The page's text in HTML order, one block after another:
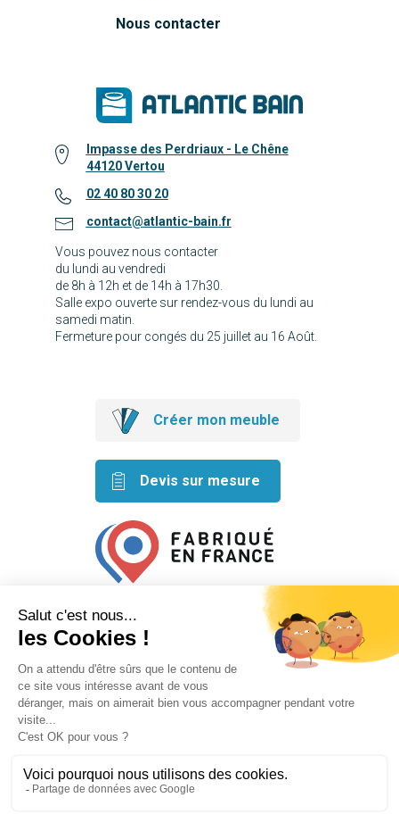
Nous contacter
Impasse des Perdriaux - Le Chêne
44120 Vertou
02 40 80 30 20
contact@atlantic-bain.fr
Vous pouvez nous contacter
du lundi au vendredi
de 8h à 12h et de 14h à 17h30.
Salle expo ouverte sur rendez-vous du lundi au
samedi matin.
Fermeture pour congés du 25 juillet au 16 Août.
Créer mon meuble
Devis sur mesure
Retrouvez nos idées créatives
sur les réseaux
Conditions générales de vente